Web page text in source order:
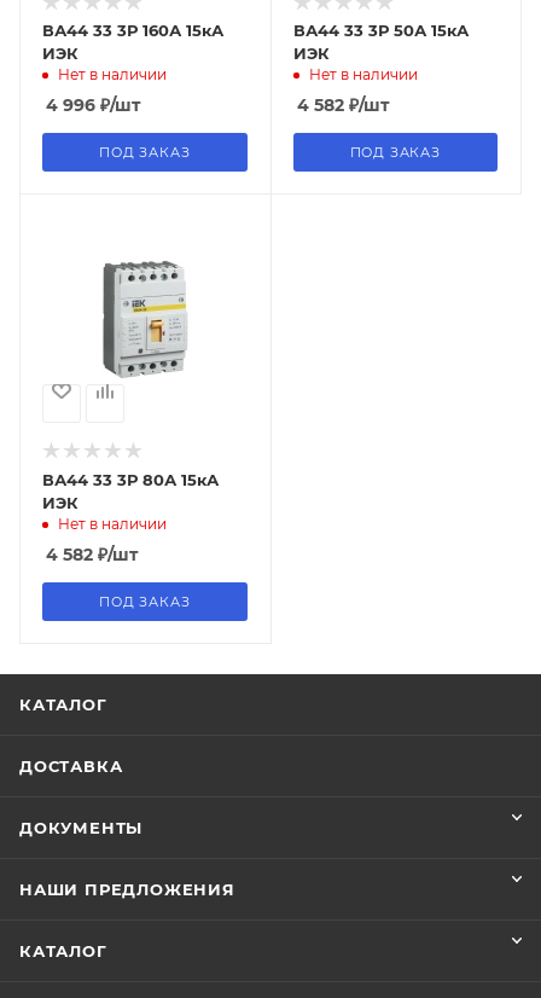
ВА44 33 3Р 160А 15кА
ИЭК
Нет в наличии
4 996 ₽/шт
ПОД ЗАКАЗ
ВА44 33 3Р 50А 15кА
ИЭК
Нет в наличии
4 582₽/шт
ПОД ЗАКАЗ
ВА44 33 3Р 80А 15кА
ИЭК
Нет в наличии
4 582 ₽/шт
ПОД ЗАКАЗ
КАТАЛОГ
ДОСТАВКА
ДОКУМЕНТЫ
НАШИ ПРЕДЛОЖЕНИЯ
КАТАЛОГ